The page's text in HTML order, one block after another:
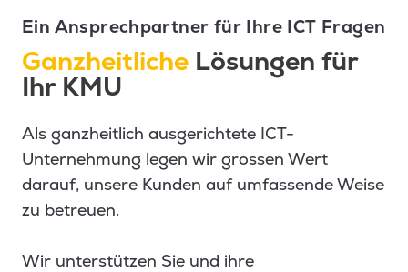
Ein Ansprechpartner für Ihre ICT Fragen
Ganzheitliche Lösungen für
Ihr KMU
Als ganzheitlich ausgerichtete ICT-
Unternehmung legen wir grossen Wert
darauf, unsere Kunden auf umfassende Weise
zu betreuen.
Wir unterstützen Sie und ihre